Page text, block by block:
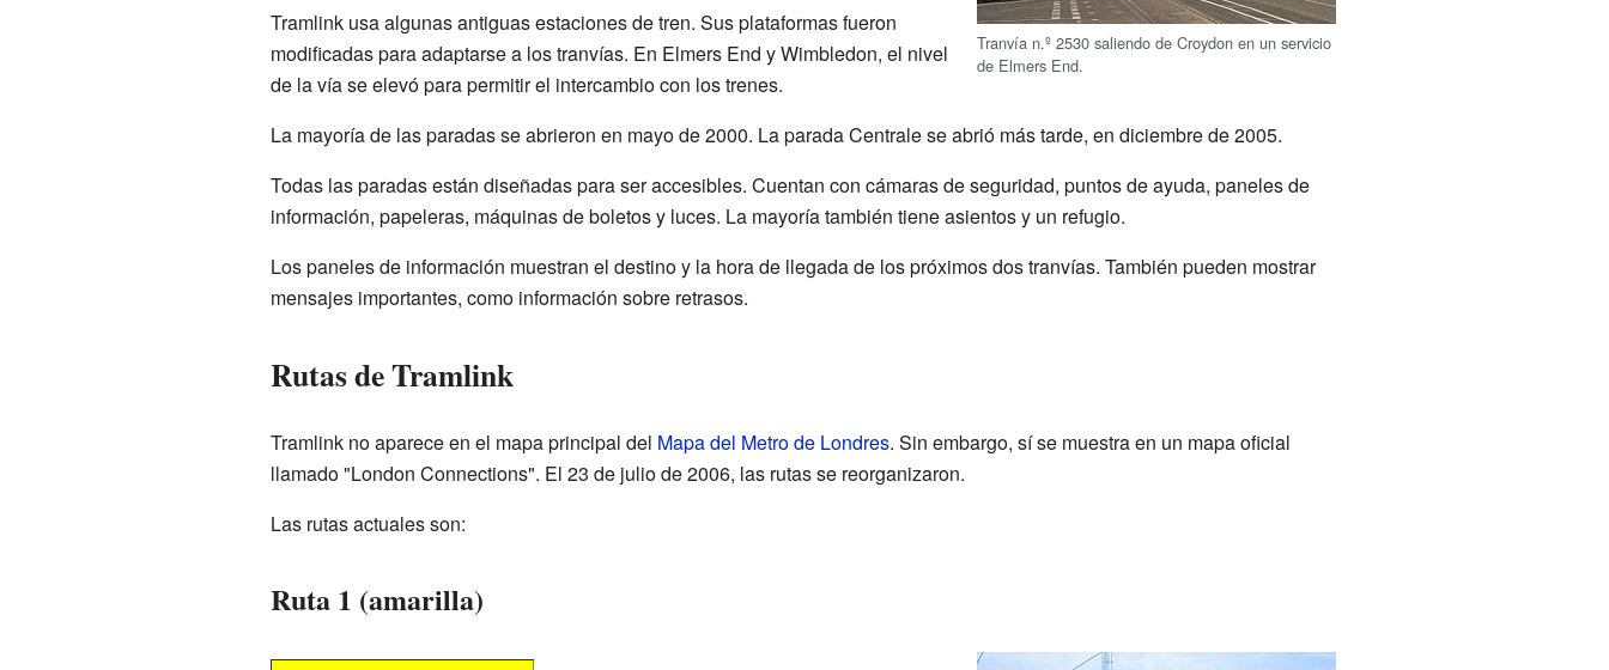
Tranvía n.º 2530 saliendo de Croydon en un servicio
de Elmers End.
Tramlink usa algunas antiguas estaciones de tren. Sus plataformas fueron
modificadas para adaptarse a los tranvías. En Elmers End y Wimbledon, el nivel
de la vía se elevó para permitir el intercambio con los trenes.
La mayoría de las paradas se abrieron en mayo de 2000. La parada Centrale se abrió más tarde, en diciembre de 2005.
Todas las paradas están diseñadas para ser accesibles. Cuentan con cámaras de seguridad, puntos de ayuda, paneles de
información, papeleras, máquinas de boletos y luces. La mayoría también tiene asientos y un refugio.
Los paneles de información muestran el destino y la hora de llegada de los próximos dos tranvías. También pueden mostrar
mensajes importantes, como información sobre retrasos.
Rutas de Tramlink
Tramlink no aparece en el mapa principal del Mapa del Metro de Londres. Sin embargo, sí se muestra en un mapa oficial
llamado "London Connections". El 23 de julio de 2006, las rutas se reorganizaron.
Las rutas actuales son:
Ruta 1 (amarilla)